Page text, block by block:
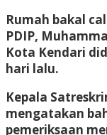
Rumah bakal
PDIP,
Kota Kendari
hari lalu.
Kepala
mengatakan
pemeriksaan